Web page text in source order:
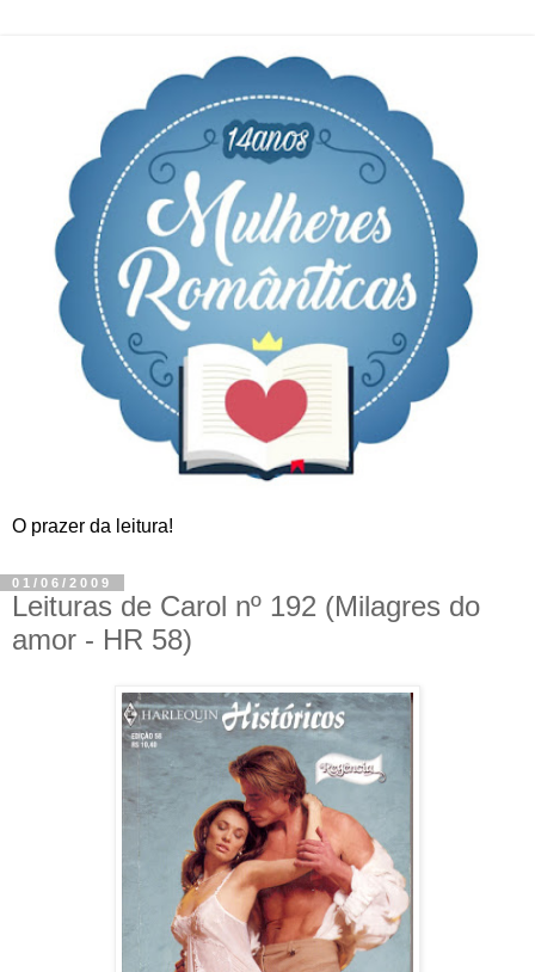
O prazer da leitura!
01/06/2009
Leituras de Carol nº 192 (Milagres do
amor - HR 58)